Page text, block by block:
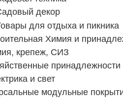
декор
для отдыха и пикника
Химия и
крепеж, СИЗ
принадлежности
и свет
модульные